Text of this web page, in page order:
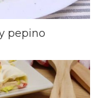
pepino